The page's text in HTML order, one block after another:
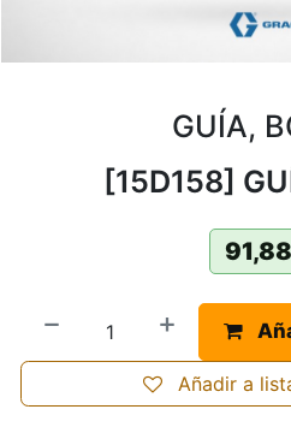
GUÍA,
[15D158]
91,88
Añadir a